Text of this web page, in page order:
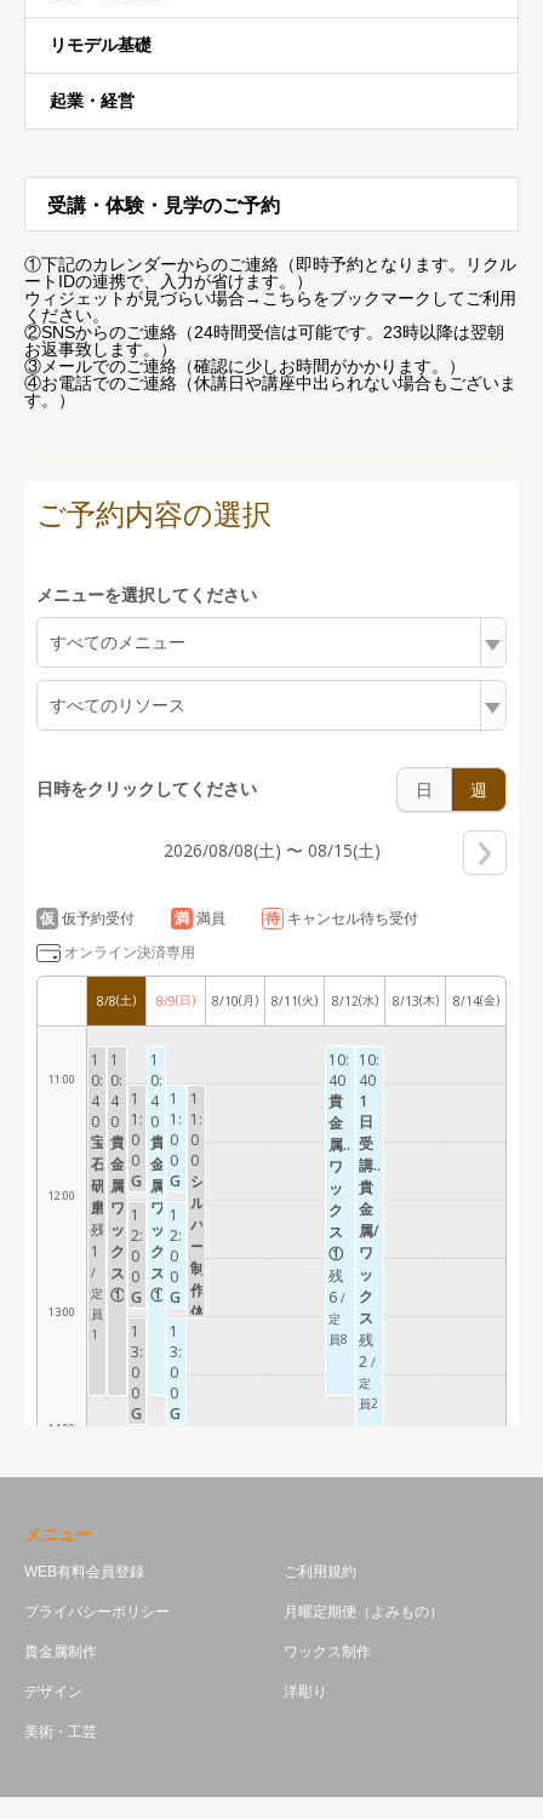
リモデル基礎
起業・経営
受講・体験・見学のご予約
①下記のカレンダーからのご連絡（即時予約となります。リクル
ートIDの連携で、入力が省けます。）
ウィジェットが見づらい場合→こちらをブックマーク してご利用
ください。
②SNSからのご連絡（24時間受信は可能です。23時以降は翌朝
お返事致します。）
③メールでのご連絡（確認に少しお時間がかかります。）
④お電話でのご連絡（休講日や講座中出られない場合もございま
す。）
メニュー
WEB有料会員登録 ご利用規約
プライバシーポリシー 月曜定期便（よみもの）
貴金属制作 ワックス制作
デザイン 洋彫り
美術・工芸